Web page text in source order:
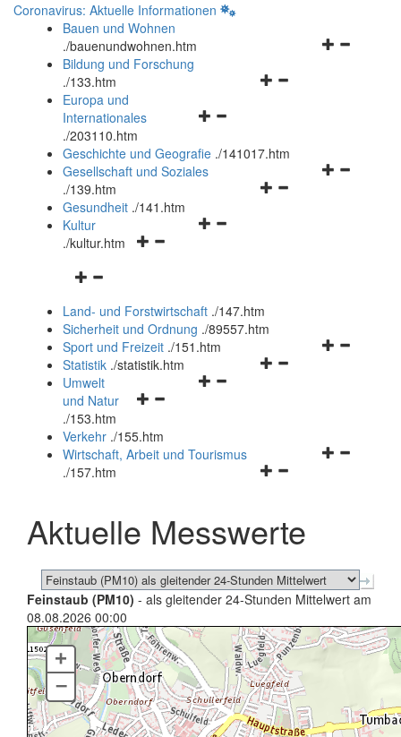
Coronavirus: Aktuelle Informationen
Bauen und Wohnen
./bauenundwohnen.htm
Navigationsmenü
Bildung und Forschung
./133.htm
Navigationsmenü
und
schließen
Europa und
Internationales
./203110.htm
Geschichte und Geografie ./141017.htm
Navigationsmenü
Gesellschaft und Soziales
./139.htm
Navigationsmenü
Gesundheit ./141.htm
Navigationsmenü
Kultur
./kultur.htm
Navigationsmenü
und
schließen
Land- und Forstwirtschaft ./147.htm
Sicherheit und Ordnung ./89557.htm
Navigationsmenü
Sport und Freizeit ./151.htm
Navigationsmenü
Statistik ./statistik.htm
Navigationsmenü
und
schließen
Umwelt
und Natur
./153.htm
Verkehr ./155.htm
Navigationsmenü
schließen
Wirtschaft, Arbeit und Tourismus
./157.htm
Aktuelle Messwerte
Feinstaub (PM10) - als gleitender 24-Stunden Mittelwert am
08.08.2026 00:00
+
–